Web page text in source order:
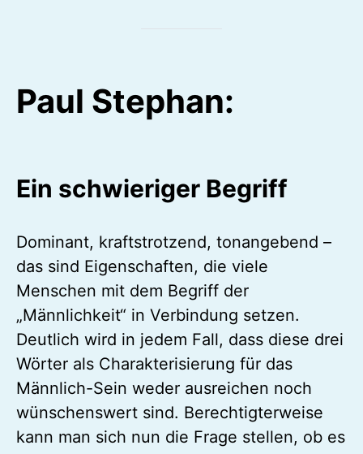
Paul Stephan:
Ein schwieriger Begriff
Dominant, kraftstrotzend, tonangebend –
das sind Eigenschaften, die viele
Menschen mit dem Begriff der
„Männlichkeit“ in Verbindung setzen.
Deutlich wird in jedem Fall, dass diese drei
Wörter als Charakterisierung für das
Männlich-Sein weder ausreichen noch
wünschenswert sind. Berechtigterweise
kann man sich nun die Frage stellen, ob es